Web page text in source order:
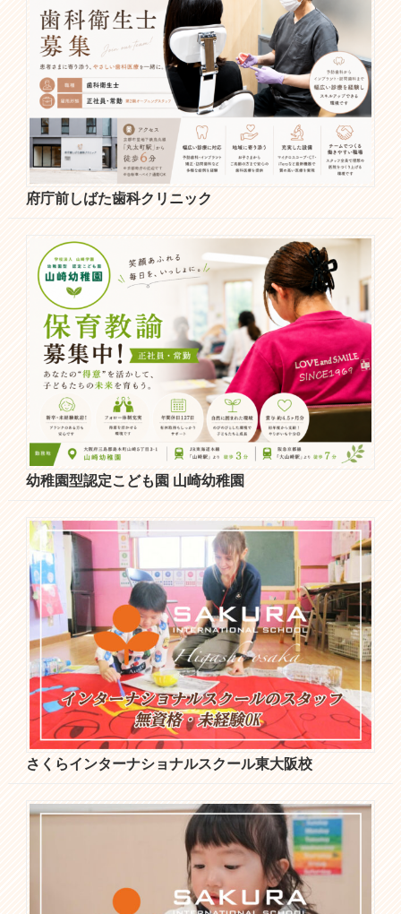
府庁前しばた歯科クリニック
幼稚園型認定こども園 山崎幼稚園
さくらインターナショナルスクール東大阪校